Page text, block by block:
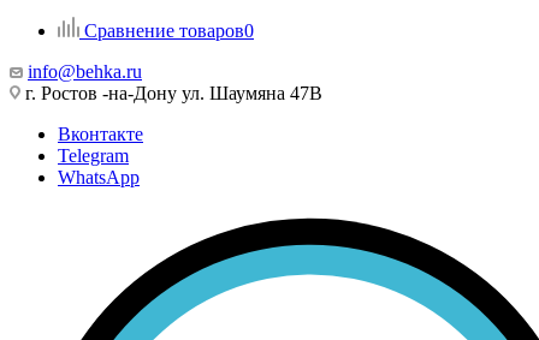
Сравнение товаров0
info@behka.ru
г. Ростов -на-Дону ул. Шаумяна 47В
Вконтакте
Telegram
WhatsApp